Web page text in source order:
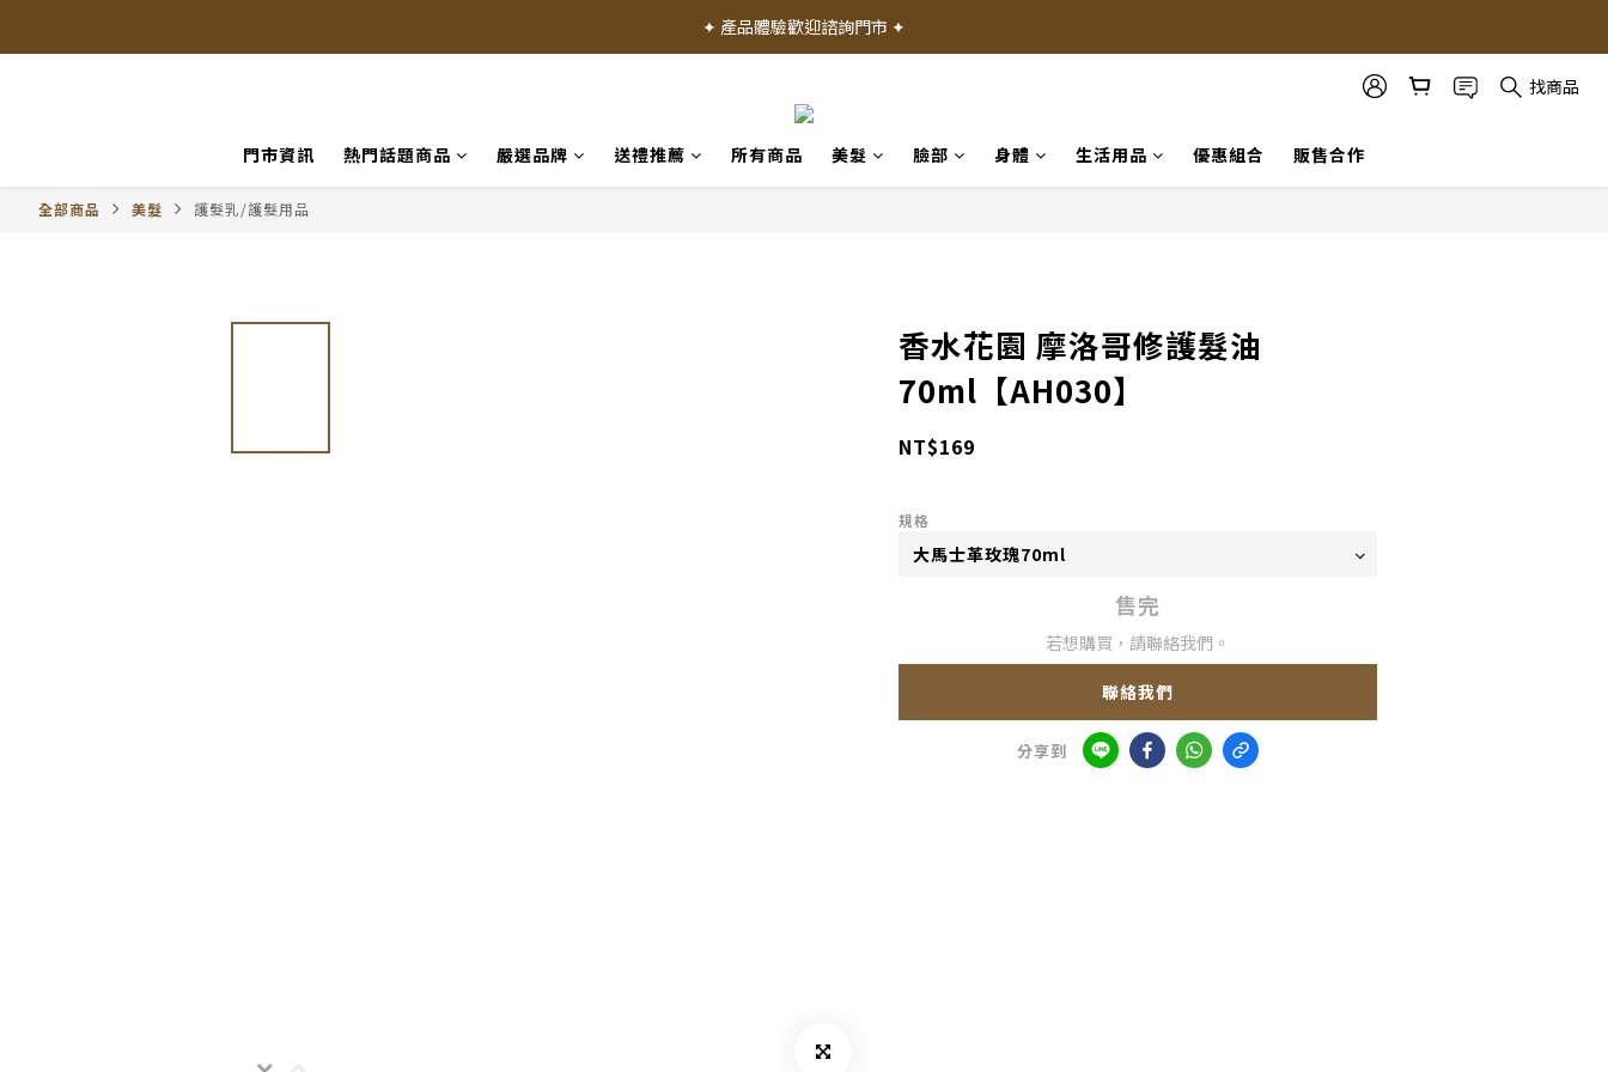
✦ 加入會員就送 50 元購物禮金 ✦
✦ 產品體驗歡迎諮詢門市 ✦
找商品
門市資訊 熱門話題商品 嚴選品牌 送禮推薦 所有商品 美髮 臉部 身體 生活用品 優惠組合 販售合作
全部商品 美髮 護髮乳/護髮用品
香水花園 摩洛哥修護髮油
70ml【AH030】
NT$169
規格
售完
若想購買，請聯絡我們。
聯絡我們
分享到